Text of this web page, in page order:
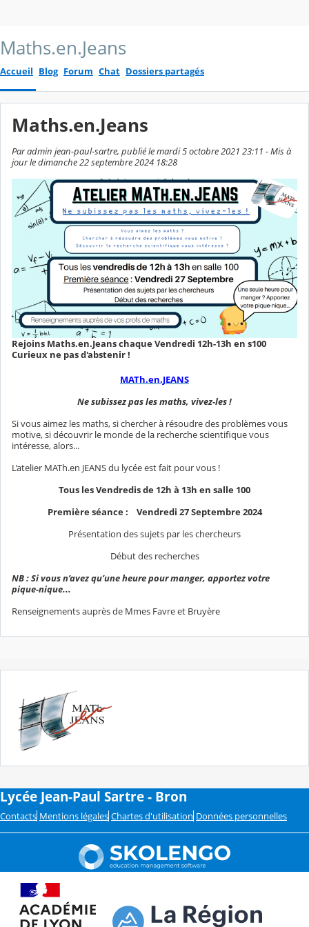
Maths.en.Jeans
Accueil Blog Forum Chat Dossiers partagés
Maths.en.Jeans
Par admin jean-paul-sartre, publié le mardi 5 octobre 2021 23:11 - Mis à
jour le dimanche 22 septembre 2024 18:28
Rejoins Maths.en.Jeans chaque Vendredi 12h-13h en s100
Curieux ne pas d'abstenir !
MATh.en.JEANS
Ne subissez pas les maths, vivez-les !
Si vous aimez les maths, si chercher à résoudre des problèmes vous
motive, si découvrir le monde de la recherche scientifique vous
intéresse, alors...
L’atelier MATh.en JEANS du lycée est fait pour vous !
Tous les Vendredis de 12h à 13h en salle 100
Première séance : Vendredi 27 Septembre 2024
Présentation des sujets par les chercheurs
Début des recherches
NB : Si vous n’avez qu’une heure pour manger, apportez votre
pique-nique...
Renseignements auprès de Mmes Favre et Bruyère
Lycée Jean-Paul Sartre - Bron
Contacts Mentions légales Chartes d'utilisation Données personnelles